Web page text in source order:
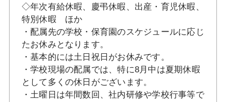
◇年次有給休暇、慶弔休暇、出産・育児休暇、
特別休暇 ほか
・配属先の学校・保育園のスケジュールに応じ
たお休みとなります。
・基本的には土日祝日がお休みです。
・学校現場の配属では、特に8月中は夏期休暇
として多くの休日がございます。
・土曜日は年間数回、社内研修や学校行事等で